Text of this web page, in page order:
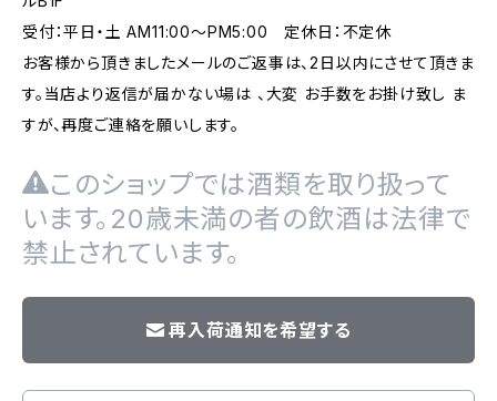
受付：平日・土 AM11:00～PM5:00 定休日：不定休
お客様から頂きましたメールのご返事は、2日以内にさせて頂きま
す。当店より返信が届かない場は 、大変 お手数をお掛け致し ま
すが、再度ご連絡を願いします。
このショップでは酒類を取り扱って
います。20歳未満の者の飲酒は法律で
禁止されています。
再入荷通知を希望する